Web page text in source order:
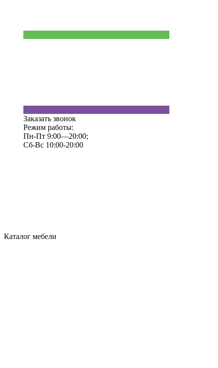
Заказать звонок
Режим работы:
Пн-Пт 9:00—20:00;
Сб-Вс 10:00-20:00
Каталог мебели